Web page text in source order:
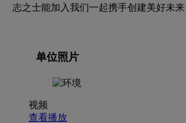
志之士能加入我们一起携手创建美好未来
单位照片
视频
查看播放